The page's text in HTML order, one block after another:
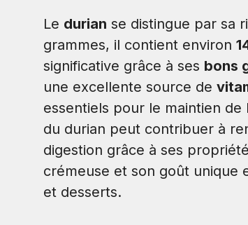
Le durian se distingue par sa
grammes, il contient environ
significative grâce à ses bons
une excellente source de
essentiels pour le maintien
du durian peut contribuer à
digestion grâce à ses
crémeuse et son goût unique
et desserts.